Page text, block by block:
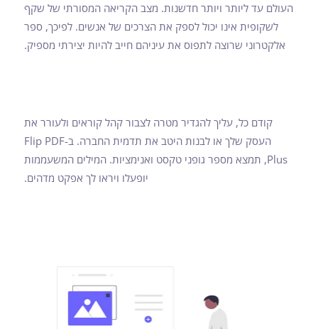
העולם עד ליותר ויותר חדשנות. מצב הקריאה המסורתי של שקף
לשקופית אינו יכול לספק את הצרכים של אנשים. לפיכך, ספר
אלקטרוני שרוצה לתפוס את עיניהם חייב להיות יצירתי מספיק.
קודם כל, עליך להגדיר מטרה לצבור קהל קוראים ולעורר את
העסק שלך או לבנות היטב את תדמית החברה. ב-Flip PDF
Plus, תמצא מספר גופני טקסט ואנימציות. המילים המשעממות
יופעלו ויראו לך אפקט מדהים.